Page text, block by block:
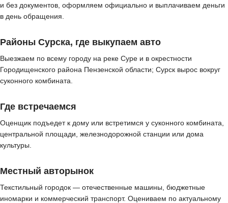
и без документов, оформляем официально и выплачиваем деньги
в день обращения.
Районы Сурска, где выкупаем авто
Выезжаем по всему городу на реке Суре и в окрестности
Городищенского района Пензенской области; Сурск вырос вокруг
суконного комбината.
Где встречаемся
Оценщик подъедет к дому или встретимся у суконного комбината,
центральной площади, железнодорожной станции или дома
культуры.
Местный авторынок
Текстильный городок — отечественные машины, бюджетные
иномарки и коммерческий транспорт. Оцениваем по актуальному